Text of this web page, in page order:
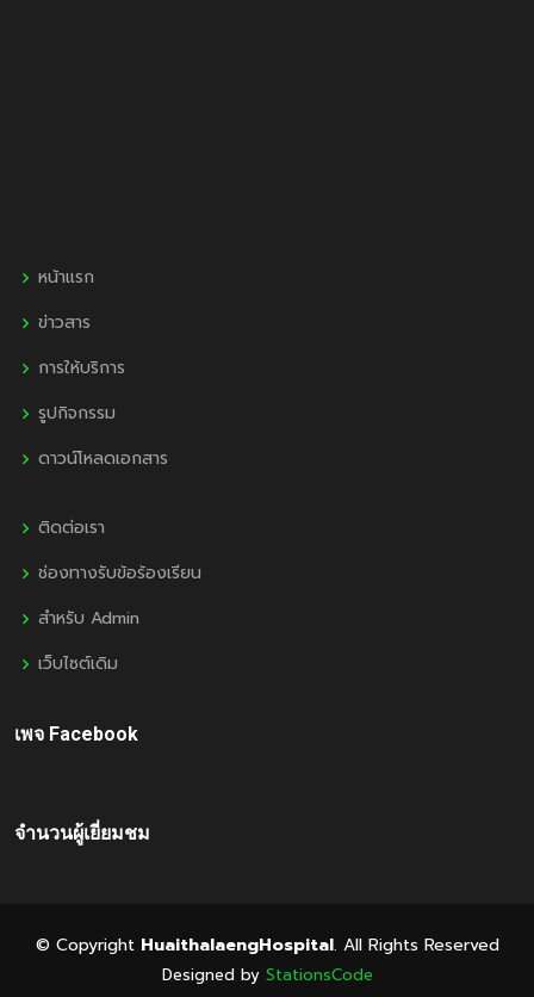
หน้าแรก
ข่าวสาร
การให้บริการ
รูปกิจกรรม
ดาวน์โหลดเอกสาร
ติดต่อเรา
ช่องทางรับข้อร้องเรียน
สำหรับ Admin
เว็บไซต์เดิม
เพจ Facebook
จำนวนผู้เยี่ยมชม
© Copyright HuaithalaengHospital. All Rights Reserved
Designed by StationsCode